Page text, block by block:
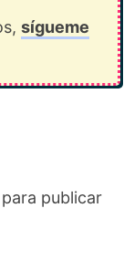
sígueme
para publicar